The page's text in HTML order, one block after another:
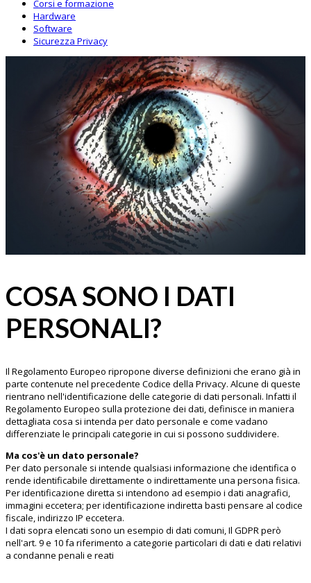
Corsi e formazione
Hardware
Software
Sicurezza Privacy
COSA SONO I DATI
PERSONALI?
Il Regolamento Europeo ripropone diverse definizioni che erano già in
parte contenute nel precedente Codice della Privacy. Alcune di queste
rientrano nell'identificazione delle categorie di dati personali. Infatti il
Regolamento Europeo sulla protezione dei dati, definisce in maniera
dettagliata cosa si intenda per dato personale e come vadano
differenziate le principali categorie in cui si possono suddividere.
Ma cos'è un dato personale?
Per dato personale si intende qualsiasi informazione che identifica o
rende identificabile direttamente o indirettamente una persona fisica.
Per identificazione diretta si intendono ad esempio i dati anagrafici,
immagini eccetera; per identificazione indiretta basti pensare al codice
fiscale, indirizzo IP eccetera.
I dati sopra elencati sono un esempio di dati comuni, Il GDPR però
nell'art. 9 e 10 fa riferimento a categorie particolari di dati e dati relativi
a condanne penali e reati